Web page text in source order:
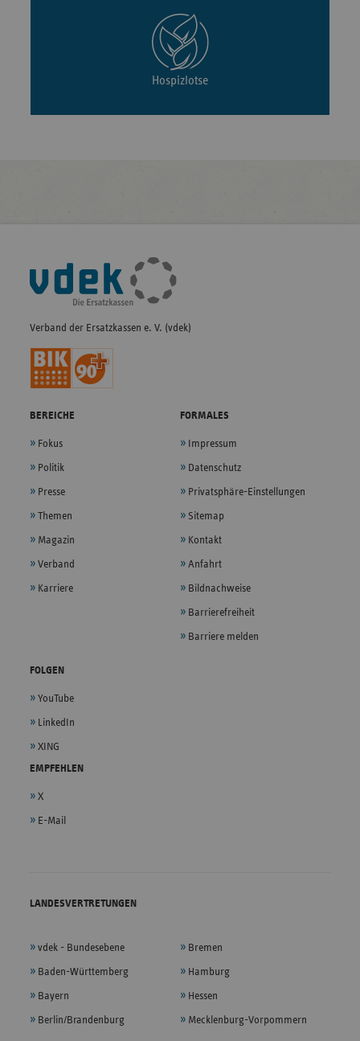
Hospizlotse
Fußleisten-
Navigation
Verband der Ersatzkassen e. V. (vdek)
BEREICHE
Fokus
Politik
Presse
Themen
Magazin
Verband
Karriere
FORMALES
Impressum
Datenschutz
Privatsphäre-Einstellungen
Sitemap
Kontakt
Anfahrt
Bildnachweise
Barrierefreiheit
Barriere melden
FOLGEN
YouTube
LinkedIn
XING
EMPFEHLEN
X
E-Mail
LANDESVERTRETUNGEN
vdek - Bundesebene
Baden-Württemberg
Bayern
Berlin/Brandenburg
Bremen
Hamburg
Hessen
Mecklenburg-Vorpommern